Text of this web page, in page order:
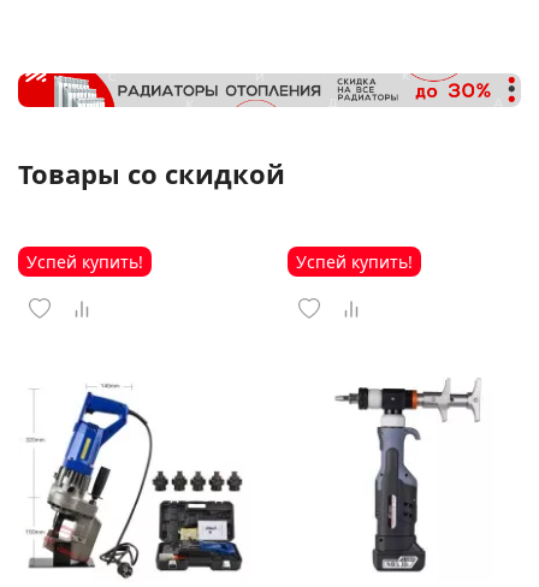
Товары со скидкой
Успей купить! Успей купить!